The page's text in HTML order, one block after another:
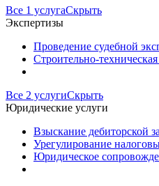
Все 1 услугаСкрыть
Экспертизы
Проведение судебной
Строительно-техническая
Все 2 услугиСкрыть
Юридические услуги
Взыскание дебиторской
Урегулирование
Юридическое